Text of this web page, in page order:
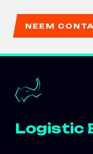
NEEM
Logistic